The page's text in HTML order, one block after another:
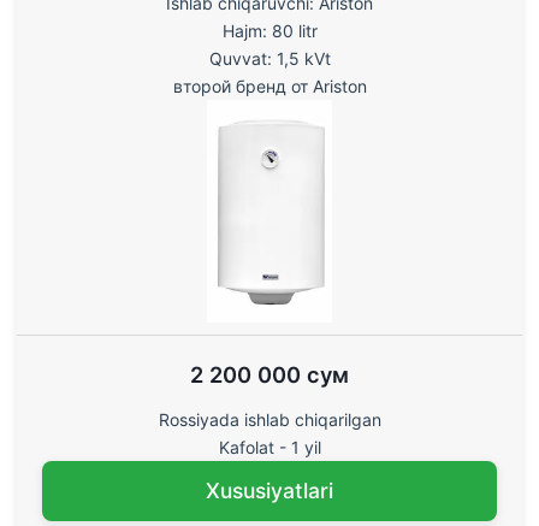
Hajm: 80 litr
Quvvat: 1,5 kVt
второй бренд от Ariston
2 200 000 сум
Rossiyada ishlab chiqarilgan
Kafolat - 1 yil
Xususiyatlari